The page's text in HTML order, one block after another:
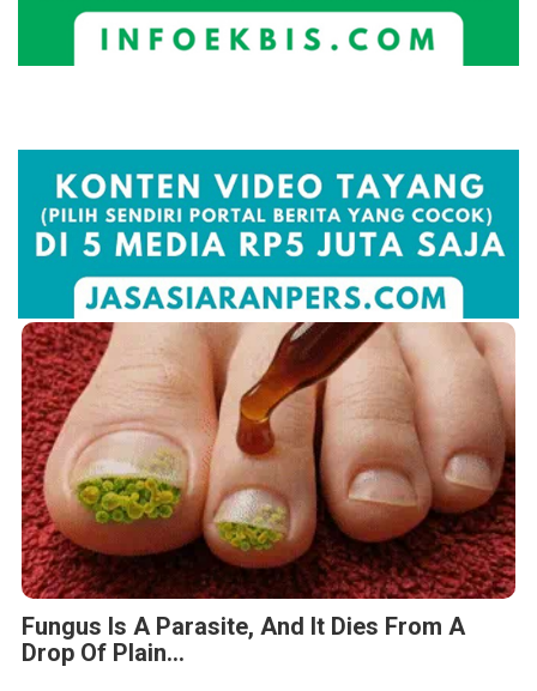
Fungus Is A Parasite, And It Dies From A
Drop Of Plain...